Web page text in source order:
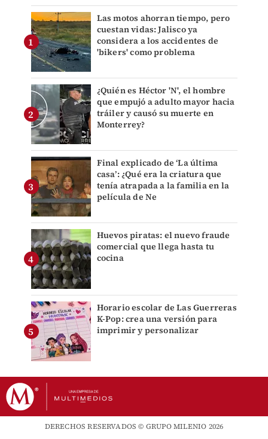
Las motos ahorran tiempo, pero
cuestan vidas: Jalisco ya
considera a los accidentes de
'bikers' como problema
¿Quién es Héctor 'N', el hombre
que empujó a adulto mayor hacia
tráiler y causó su muerte en
Monterrey?
Final explicado de ‘La última
casa’: ¿Qué era la criatura que
tenía atrapada a la familia en la
película de Ne
Huevos piratas: el nuevo fraude
comercial que llega hasta tu
cocina
Horario escolar de Las Guerreras
K-Pop: crea una versión para
imprimir y personalizar
DERECHOS RESERVADOS © GRUPO MILENIO 2026